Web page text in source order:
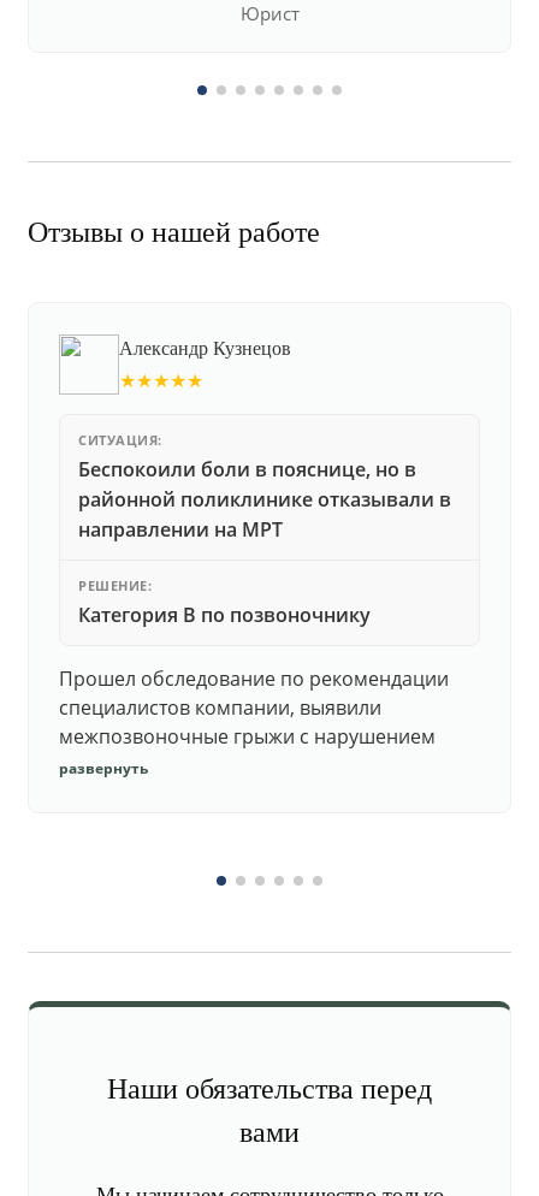
Юрист
Отзывы о нашей работе
Александр Кузнецов
★★★★★
СИТУАЦИЯ:
Беспокоили боли в пояснице, но в
районной поликлинике отказывали в
направлении на МРТ
РЕШЕНИЕ:
Категория В по позвоночнику
Прошел обследование по рекомендации
специалистов компании, выявили
межпозвоночные грыжи с нарушением
функций. Юристы подготовили документы,
развернуть
Наши обязательства перед
вами